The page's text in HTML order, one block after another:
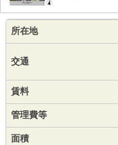
所在地
交通
賃料
管理費等
面積